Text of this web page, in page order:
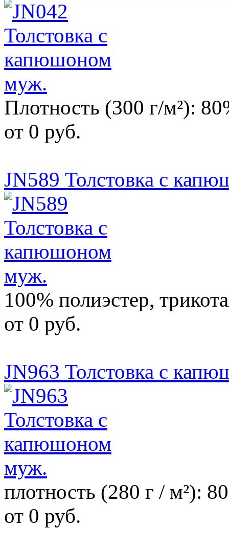
Плотность (300 г/м²):
от 0 руб.
JN589 Толстовка с
100% полиэстер,
от 0 руб.
JN963 Толстовка с
плотность (280 г / м²):
от 0 руб.